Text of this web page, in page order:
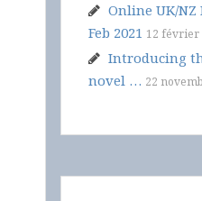
Online UK/NZ
Feb 2021 12 février
Introducing
novel … 22